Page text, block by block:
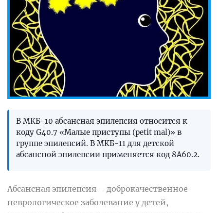
В МКБ-10 абсансная эпилепсия относится к
коду G40.7 «Малые приступы (petit mal)» в
группе эпилепсий. В МКБ-11 для детской
абсансной эпилепсии применяется код 8A60.2.
Абсансная эпилепсия – доброкачественное
неврологическое заболевание у детей,